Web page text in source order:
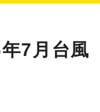
年7月台風